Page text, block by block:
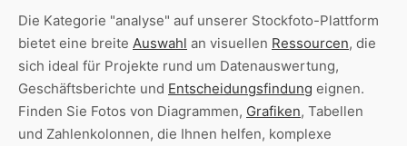
Die Kategorie "analyse" auf unserer Stockfoto-Plattform
bietet eine breite Auswahl an visuellen Ressourcen, die
sich ideal für Projekte rund um Datenauswertung,
Geschäftsberichte und Entscheidungsfindung eignen.
Finden Sie Fotos von Diagrammen, Grafiken, Tabellen
und Zahlenkolonnen, die Ihnen helfen, komplexe